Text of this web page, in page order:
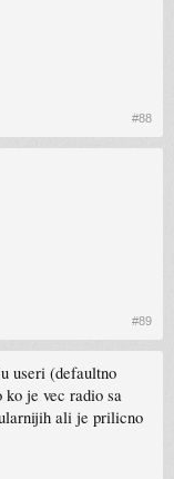
#88
#89
useri (defaultno
je vec radio sa
ali je prilicno